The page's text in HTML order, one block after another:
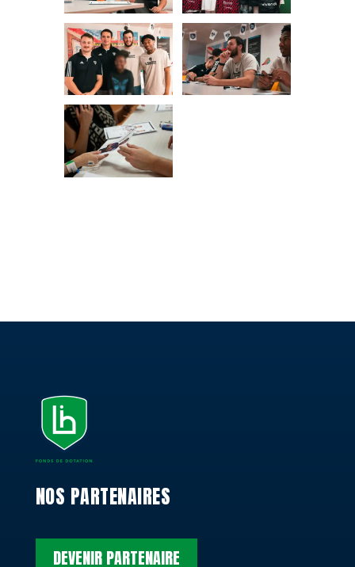
NOS PARTENAIRES
DEVENIR PARTENAIRE